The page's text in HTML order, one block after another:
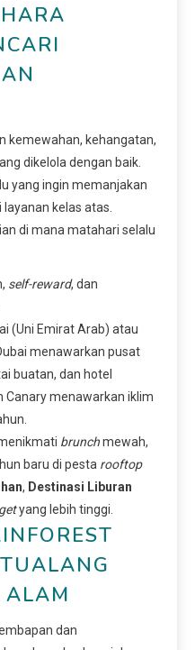
kemewahan, kehangatan,
dikelola dengan baik.
yang ingin memanjakan
kelas atas.
di mana matahari selalu
self-reward, dan
(Uni Emirat Arab) atau
menawarkan pusat
buatan, dan hotel
Canary menawarkan iklim
brunchmewah,
baru di pesta rooftop
, Destinasi Liburan
yang lebih tinggi.
dan